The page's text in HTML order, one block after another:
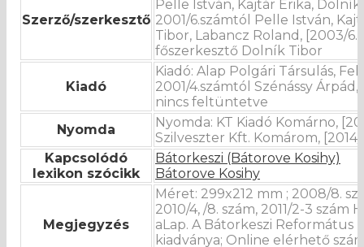
Szerző/szerkesztő
Pelle István, Kajtár Erika, Dolník
2001/6.számtól Pelle István,
Tibor, Labancz Roland, [2003/
főszerkesztő Dolník Tibor
Kiadó
Kiadó: Alap Polgári Társulás,
2001/4.számtól Szénássy
nincs feltüntetve
Nyomda
Nyomda: KT Kiadó Komárno,
Szilveszter Kft. Komárom,
Kapcsolódó
lexikon szócikk
Bátorkeszi (Bátorove Kosihy)
Bátorove Kosihy
Megjegyzés
Méret: 299x212 mm ; 2008/8.
2010/4, /8. szám, 2011/2-3 szám
aLap. A Bátorkeszi Református
kiadványa; Online elérhető